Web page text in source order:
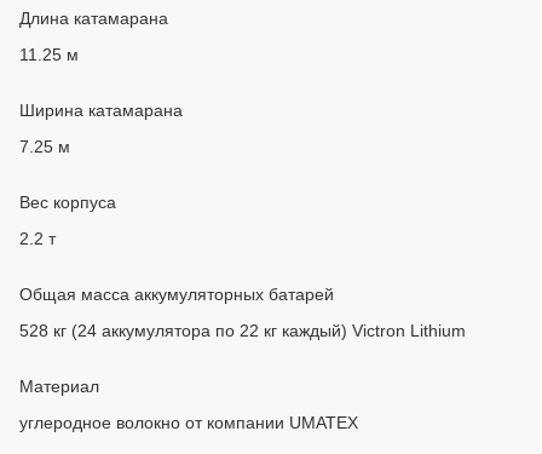
Длина катамарана
11.25 м
Ширина катамарана
7.25 м
Вес корпуса
2.2 т
Общая масса аккумуляторных батарей
528 кг (24 аккумулятора по 22 кг каждый) Victron Lithium
Материал
углеродное волокно от компании UMATEX